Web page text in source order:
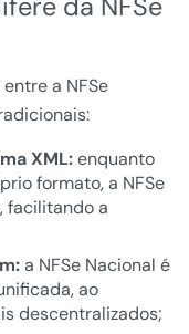
da NFSe
a NFSe
XML:enquanto
formato, a NFSe
facilitando a
a NFSe Nacional é
ao
descentralizados;